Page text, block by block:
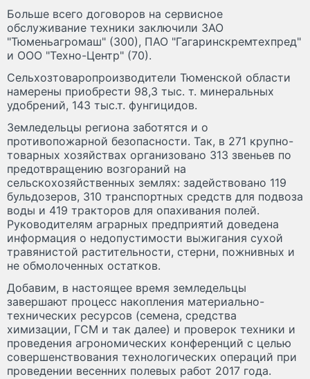
Больше всего договоров на сервисное
обслуживание техники заключили ЗАО
"Тюменьагромаш" (300), ПАО "Гагаринскремтехпред"
и ООО "Техно-Центр" (70).
Сельхозтоваропроизводители Тюменской области
намерены приобрести 98,3 тыс. т. минеральных
удобрений, 143 тыс.т. фунгицидов.
Земледельцы региона заботятся и о
противопожарной безопасности. Так, в 271 крупно-
товарных хозяйствах организовано 313 звеньев по
предотвращению возгораний на
сельскохозяйственных землях: задействовано 119
бульдозеров, 310 транспортных средств для подвоза
воды и 419 тракторов для опахивания полей.
Руководителям аграрных предприятий доведена
информация о недопустимости выжигания сухой
травянистой растительности, стерни, пожнивных и
не обмолоченных остатков.
Добавим, в настоящее время земледельцы
завершают процесс накопления материально-
технических ресурсов (семена, средства
химизации, ГСМ и так далее) и проверок техники и
проведения агрономических конференций с целью
совершенствования технологических операций при
проведении весенних полевых работ 2017 года.